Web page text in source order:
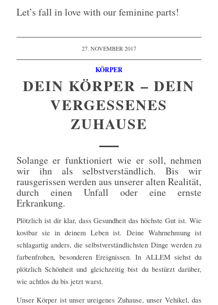
Let’s fall in love with our feminine parts!
27. NOVEMBER 2017
KÖRPER
DEIN KÖRPER – DEIN
VERGESSENES
ZUHAUSE
Solange er funktioniert wie er soll, nehmen
wir ihn als selbstverständlich. Bis wir
rausgerissen werden aus unserer alten Realität,
durch einen Unfall oder eine ernste
Erkrankung.
Plötzlich ist dir klar, dass Gesundheit das höchste Gut ist. Wie
kostbar sie in deinem Leben ist. Deine Wahrnehmung ist
schlagartig anders, die selbstverständlichsten Dinge werden zu
farbenfrohen, besonderen Ereignissen. In ALLEM siehst du
plötzlich Schönheit und gleichzeitig bist du bestürzt darüber,
wie achtlos du bis jetzt warst.
Unser Körper ist unser ureigenes Zuhause, unser Vehikel, das